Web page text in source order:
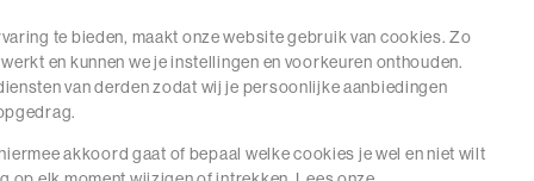
te bieden, maakt onze website gebruik van cookies. Zo
en kunnen we je instellingen en voorkeuren onthouden.
van derden zodat wij je persoonlijke aanbiedingen
akkoord gaat of bepaal welke cookies je wel en niet wilt